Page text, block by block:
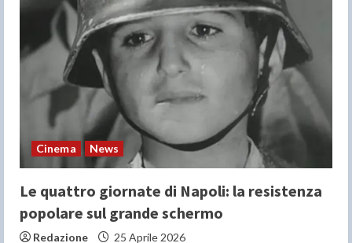
Cinema News
Le quattro giornate di Napoli: la resistenza
popolare sul grande schermo
Redazione 25 Aprile 2026